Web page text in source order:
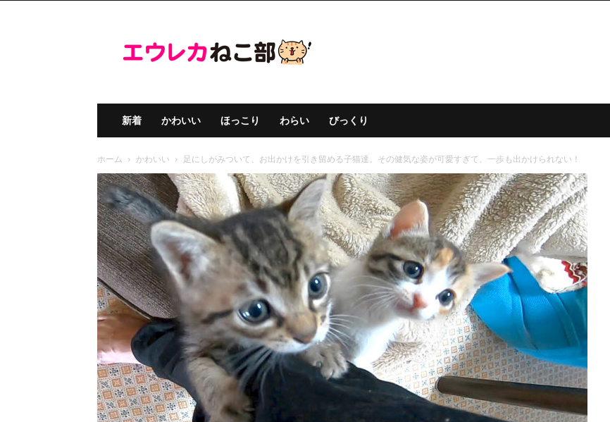
ウ
レ
こ
部
新着 かわいい ほっこり わらい びっくり
ホーム かわいい 足にしがみついて、お出かけを引き留める子猫達。その健気な姿が可愛すぎて、一歩も出かけられない！